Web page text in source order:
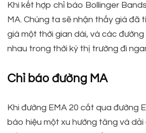
Khi kết hợp chỉ báo Bollinger
MA. Chúng ta sẽ nhận thấy giá đã
giá một thời gian dài, và các
nhau trong thời kỳ thị trường đi
Chỉ báo đường MA
Khi đường EMA 20 cắt qua đường
báo hiệu một xu hướng tăng và dải